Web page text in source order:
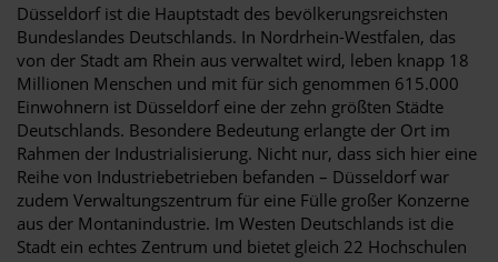
Düsseldorf ist die Hauptstadt des bevölkerungsreichsten
Bundeslandes Deutschlands. In Nordrhein-Westfalen, das
von der Stadt am Rhein aus verwaltet wird, leben knapp 18
Millionen Menschen und mit für sich genommen 615.000
Einwohnern ist Düsseldorf eine der zehn größten Städte
Deutschlands. Besondere Bedeutung erlangte der Ort im
Rahmen der Industrialisierung. Nicht nur, dass sich hier eine
Reihe von Industriebetrieben befanden – Düsseldorf war
zudem Verwaltungszentrum für eine Fülle großer Konzerne
aus der Montanindustrie. Im Westen Deutschlands ist die
Stadt ein echtes Zentrum und bietet gleich 22 Hochschulen